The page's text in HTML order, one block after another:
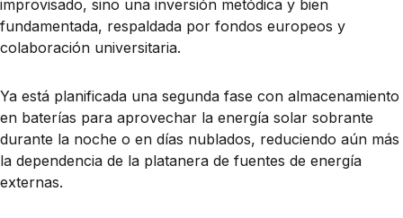
improvisado, sino una inversión metódica y bien
fundamentada, respaldada por fondos europeos y
colaboración universitaria.
Ya está planificada una segunda fase con almacenamiento
en baterías para aprovechar la energía solar sobrante
durante la noche o en días nublados, reduciendo aún más
la dependencia de la platanera de fuentes de energía
externas.